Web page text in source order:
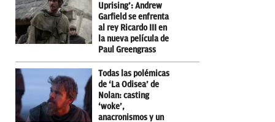
Uprising’: Andrew
Garfield se enfrenta
al rey Ricardo III en
la nueva película de
Paul Greengrass
Todas las polémicas
de ‘La Odisea’ de
Nolan: casting
‘woke’,
anacronismos y un